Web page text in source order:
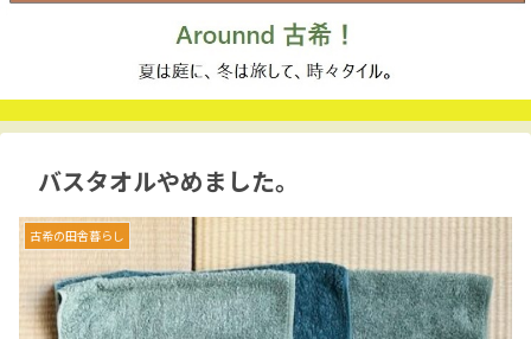
バスタオルやめました。
古希の田舎暮らし